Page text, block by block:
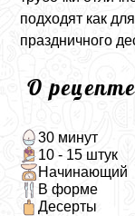
подходят как
праздничного
О рецепте
30 минут
10 - 15 штук
Начинающий
В форме
Десерты